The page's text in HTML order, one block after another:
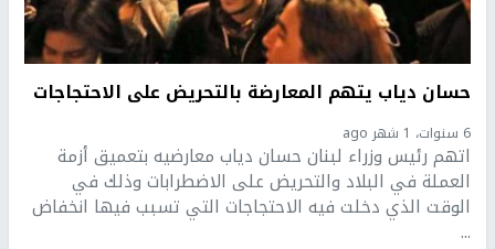
حسان دياب يتهم المعارضة بالتحريض على الاحتجاجات
6 سنوات، 1 شهر ago
اتهم رئيس وزراء لبنان حسان دياب معارضيه بتعميق أزمة
العملة في البلاد والتحريض على الاضطرابات وذلك في
الوقت الذي دخلت فيه الاحتجاجات التي تسبب فيها انخفاض
...